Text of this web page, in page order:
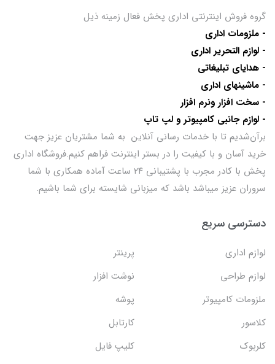
گروه فروش اینترنتی اداری پخش فعال زمینه ذیل
- ملزومات اداری
- لوازم التحریر اداری
- هدایای تبلیغاتی
- ماشینهای اداری
- سخت افزار ونرم افزار
- لوازم جانبی کامپیوتر و لپ تاپ
برآن‌شدیم تا با خدمات رسانی آنلاین به شما مشتریان عزیز جهت
خرید آسان و با کیفیت را در بستر اینترنت فراهم کنیم.فروشگاه اداری
پخش با کادر مجرب با پشتیبانی ۲۴ ساعت آماده همکاری با شما
سروران عزیز میباشد باشد که میزبانی شایسته برای شما باشیم.
دسترسی سریع
لوازم اداری
پرینتر
لوازم طراحی
نوشت افزار
ملزومات کامپیوتر
پوشه
کلاسور
کارتابل
کلربوک
کلیپ فایل